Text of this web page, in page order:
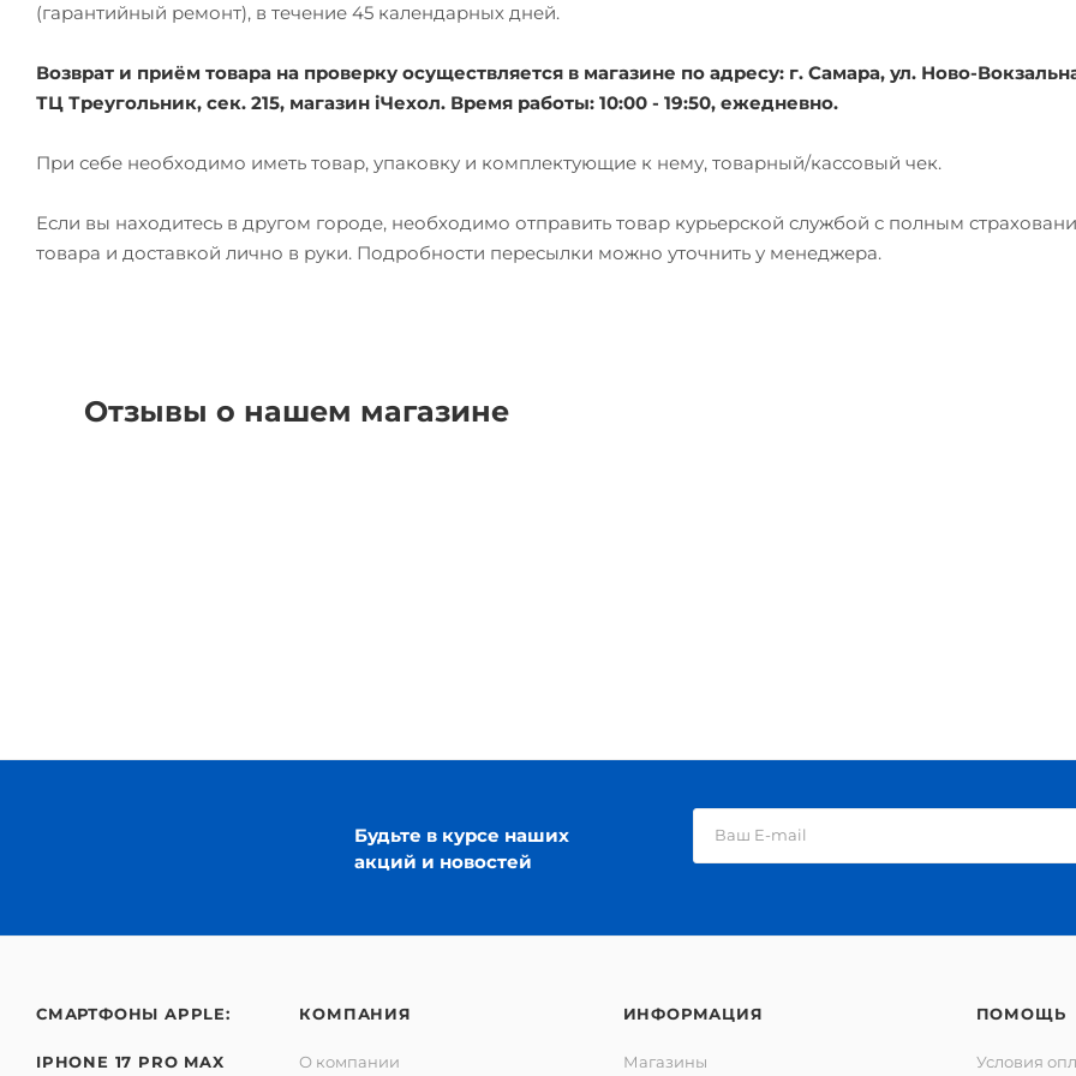
(гарантийный ремонт), в течение 45 календарных дней.
Возврат и приём товара на проверку осуществляется в магазине по адресу: г. Самара, ул. Ново-
ТЦ Треугольник, сек. 215, магазин iЧехол. Время работы: 10:00 - 19:50, ежедневно.
При себе необходимо иметь товар, упаковку и комплектующие к нему, товарный/кассовый чек.
Если вы находитесь в другом городе, необходимо отправить товар курьерской службой с полным
товара и доставкой лично в руки. Подробности пересылки можно уточнить у менеджера.
Отзывы о нашем магазине
Будьте в курсе наших
акций и новостей
СМАРТФОНЫ APPLE:
IPHONE 17 PRO MAX
КОМПАНИЯ
О компании
ИНФОРМАЦИЯ
Магазины
ПОМОЩЬ
Условия